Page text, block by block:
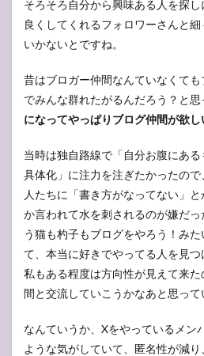
そろそろ自分から興味ある人を探
良くしてくれるフォロワーさんと
いかないとですね。
昔はブロガー仲間なんていなくて
でみんな群れたがるんだろう？と思
になってやっぱりブログ仲間が欲し
当時は独自路線で「自分お腹にあ
具体化」に注力を注ぎたかったの
人たちに「書き方がなってない」
か言われて水を刺されるのが嫌だ
う猫も杓子もブログをやろう！み
て、本当に好きでやってる人を見つ
私もある程度は方向性が見えて来
間と交流していこうかなあと思って
なんていうか、Xをやっているメン
ような気がしていて、匿名性が減